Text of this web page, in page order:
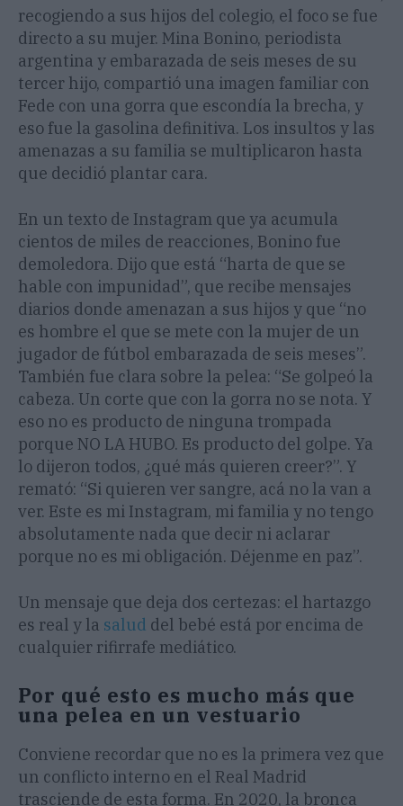
recogiendo a sus hijos del colegio, el foco se fue
directo a su mujer. Mina Bonino, periodista
argentina y embarazada de seis meses de su
tercer hijo, compartió una imagen familiar con
Fede con una gorra que escondía la brecha, y
eso fue la gasolina definitiva. Los insultos y las
amenazas a su familia se multiplicaron hasta
que decidió plantar cara.
En un texto de Instagram que ya acumula
cientos de miles de reacciones, Bonino fue
demoledora. Dijo que está “harta de que se
hable con impunidad”, que recibe mensajes
diarios donde amenazan a sus hijos y que “no
es hombre el que se mete con la mujer de un
jugador de fútbol embarazada de seis meses”.
También fue clara sobre la pelea: “Se golpeó la
cabeza. Un corte que con la gorra no se nota. Y
eso no es producto de ninguna trompada
porque NO LA HUBO. Es producto del golpe. Ya
lo dijeron todos, ¿qué más quieren creer?”. Y
remató: “Si quieren ver sangre, acá no la van a
ver. Este es mi Instagram, mi familia y no tengo
absolutamente nada que decir ni aclarar
porque no es mi obligación. Déjenme en paz”.
Un mensaje que deja dos certezas: el hartazgo
es real y la salud del bebé está por encima de
cualquier rifirrafe mediático.
Por qué esto es mucho más que
una pelea en un vestuario
Conviene recordar que no es la primera vez que
un conflicto interno en el Real Madrid
trasciende de esta forma. En 2020, la bronca